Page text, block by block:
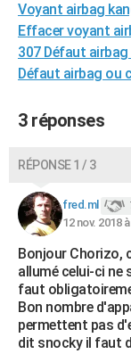
Dictionnaire
Biographies
Citations
Expressions
Proverbes
PROGRAMME TV
COPAINS D'AVANT
FORUM
Bricolage
Lifestyle
Culture
Sport
Auto
Television
Voyage
Cinema
Voyant airbag
Effacer voyant
307 Défaut
Défaut airbag ou
3 réponses
RÉPONSE 1 / 3
fred.ml
12 nov. 2018
Bonjour Chorizo,
allumé celui-ci ne
faut
Bon nombre
permettent pas
dit snocky il faut